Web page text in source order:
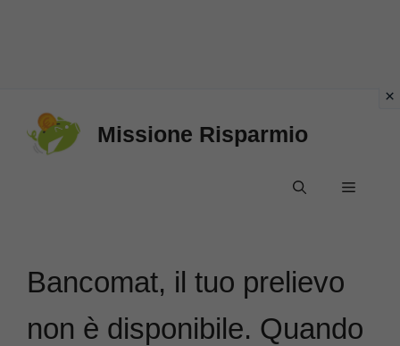
Missione Risparmio
Menu
Bancomat, il tuo prelievo
non è disponibile. Quando